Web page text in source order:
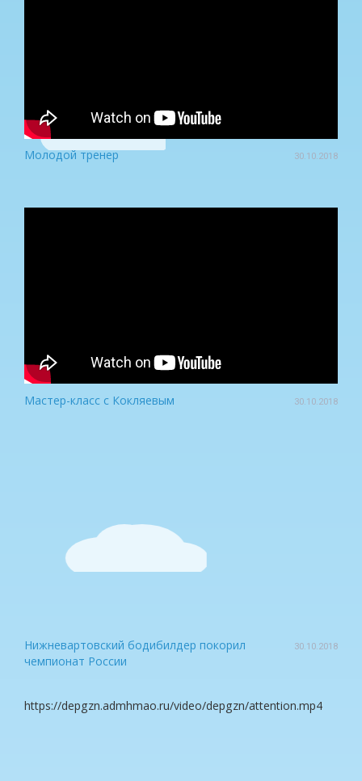
Молодой тренер 30.10.2018
Мастер-класс с Кокляевым 30.10.2018
Нижневартовский бодибилдер покорил
чемпионат России
30.10.2018
https://depgzn.admhmao.ru/video/depgzn/attention.mp4